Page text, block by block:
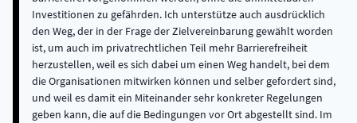
Investitionen zu gefährden. Ich unterstütze auch ausdrücklich
den Weg, der in der Frage der Zielvereinbarung gewählt worden
ist, um auch im privatrechtlichen Teil mehr Barrierefreiheit
herzustellen, weil es sich dabei um einen Weg handelt, bei dem
die Organisationen mitwirken können und selber gefordert sind,
und weil es damit ein Miteinander sehr konkreter Regelungen
geben kann, die auf die Bedingungen vor Ort abgestellt sind. Im